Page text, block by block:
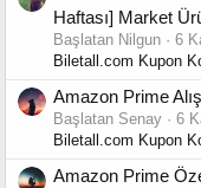
Haftası] Market
Başlatan Nilgun 6
Biletall.com Kupon
Amazon Prime
Başlatan Senay 6
Biletall.com Kupon
Amazon Prime